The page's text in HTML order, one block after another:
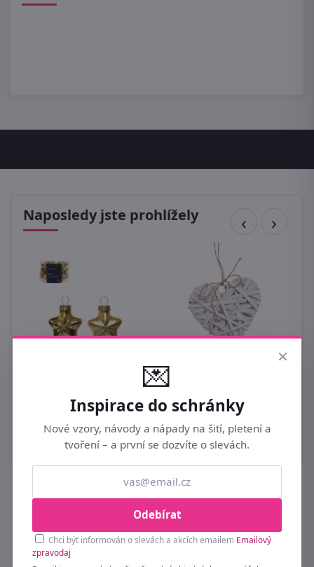
Naposledy jste prohlížely
Vánoční ozdoba, 12 ks
169 Kč
Srdce vyplétané 15
cm - bílé
49 Kč
Buďte první u novinek a slev 💌
Přihlaste se k odběru a získejte tipy na nové
kolekce a exkluzivní akce dřív než ostatní.
×
💌
Inspirace do schránky
Nové vzory, návody a nápady na šití, pletení a
tvoření – a první se dozvíte o slevách.
Odebírat
Chci být informován o slevách a akcích emailem Emailový
zpravodaj